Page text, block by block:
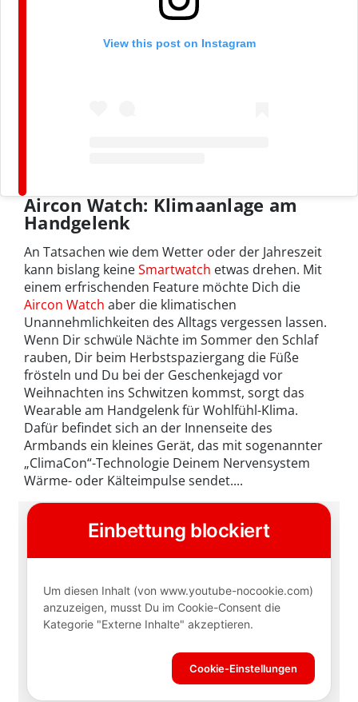
View this post on Instagram
Aircon Watch: Klimaanlage am
Handgelenk
An Tatsachen wie dem Wetter oder der Jahreszeit
kann bislang keineSmartwatch etwas drehen. Mit
einem erfrischenden Feature möchte Dich die
Aircon Watch aber die klimatischen
Unannehmlichkeiten des Alltags vergessen lassen.
Wenn Dir schwüle Nächte im Sommer den Schlaf
rauben, Dir beim Herbstspaziergang die Füße
frösteln und Du bei der Geschenkejagd vor
Weihnachten ins Schwitzen kommst, sorgt das
Wearable am Handgelenk für Wohlfühl-Klima.
Dafür befindet sich an der Innenseite des
Armbands ein kleines Gerät, das mit sogenannter
„ClimaCon“-Technologie Deinem Nervensystem
Wärme- oder Kälteimpulse sendet....